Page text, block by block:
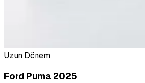
Uzun Dönem
Ford Puma 2025